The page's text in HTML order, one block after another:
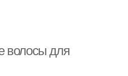
волосы для